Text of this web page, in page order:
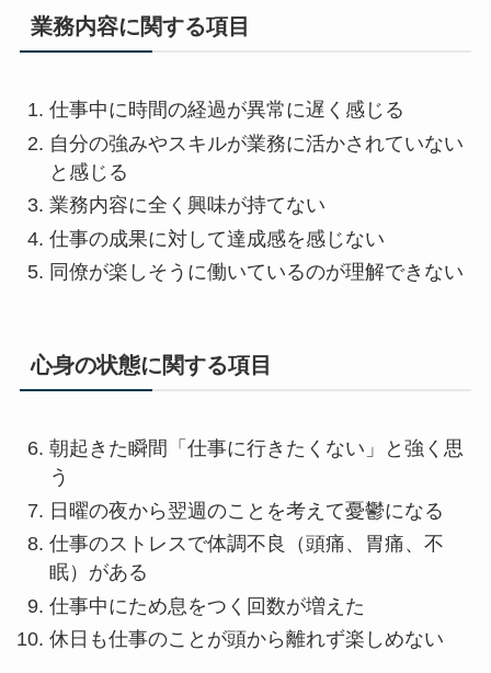
業務内容に関する項目
仕事中に時間の経過が異常に遅く感じる
自分の強みやスキルが業務に活かされていない
と感じる
業務内容に全く興味が持てない
仕事の成果に対して達成感を感じない
同僚が楽しそうに働いているのが理解できない
心身の状態に関する項目
朝起きた瞬間「仕事に行きたくない」と強く思
う
日曜の夜から翌週のことを考えて憂鬱になる
仕事のストレスで体調不良（頭痛、胃痛、不
眠）がある
仕事中にため息をつく回数が増えた
休日も仕事のことが頭から離れず楽しめない